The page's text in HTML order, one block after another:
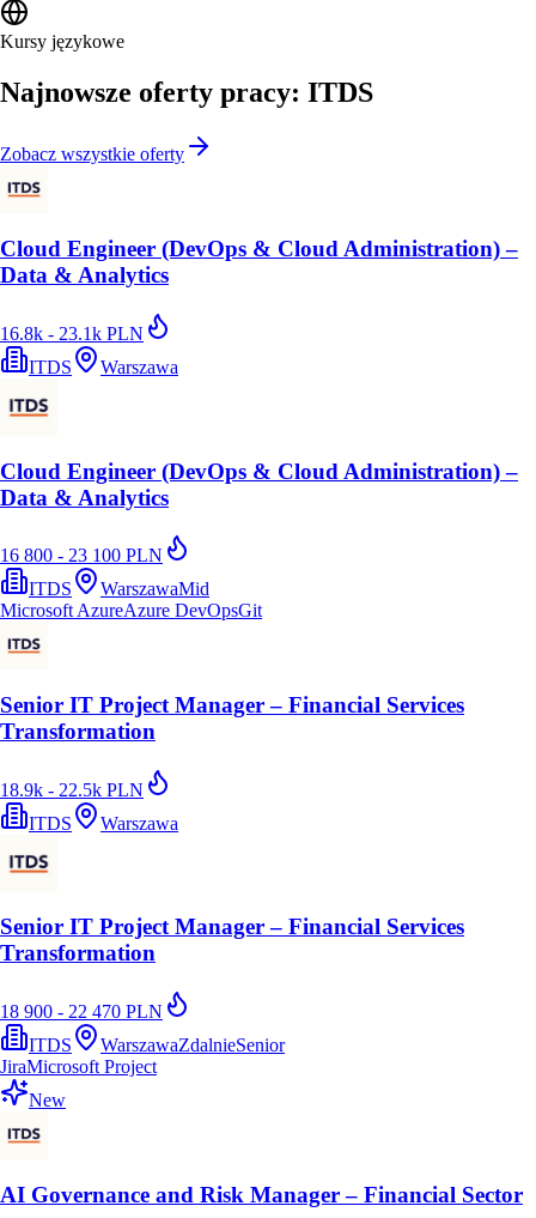
Kursy językowe
Najnowsze oferty pracy: ITDS
Zobacz wszystkie oferty
Cloud Engineer (DevOps & Cloud Administration) –
Data & Analytics
16.8k - 23.1k PLN
ITDS
Warszawa
Cloud Engineer (DevOps & Cloud Administration) –
Data & Analytics
16 800 - 23 100 PLN
ITDS
WarszawaMid
Microsoft AzureAzure DevOpsGit
Senior IT Project Manager – Financial Services
Transformation
18.9k - 22.5k PLN
ITDS
Warszawa
Senior IT Project Manager – Financial Services
Transformation
18 900 - 22 470 PLN
ITDS
WarszawaZdalnieSenior
JiraMicrosoft Project
New
AI Governance and Risk Manager – Financial Sector